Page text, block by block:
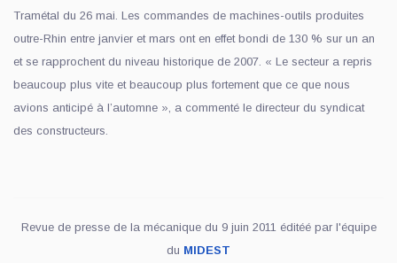
Tramétal du 26 mai. Les commandes de machines-outils produites
outre-Rhin entre janvier et mars ont en effet bondi de 130 % sur un an
et se rapprochent du niveau historique de 2007. « Le secteur a repris
beaucoup plus vite et beaucoup plus fortement que ce que nous
avions anticipé à l’automne », a commenté le directeur du syndicat
des constructeurs.
Revue de presse de la mécanique du 9 juin 2011 éditéé par l'équipe
du MIDEST